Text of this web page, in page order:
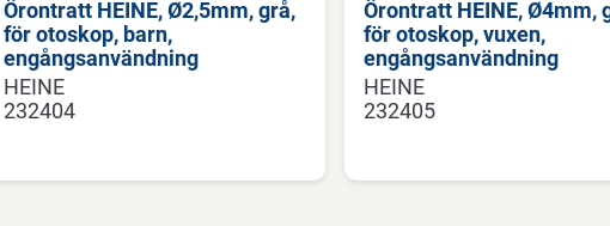
Örontratt HEINE, Ø2,5mm, grå,
för otoskop, barn,
engångsanvändning
HEINE
232404
Örontratt HEINE, Ø4mm,
för otoskop, vuxen,
engångsanvändning
HEINE
232405